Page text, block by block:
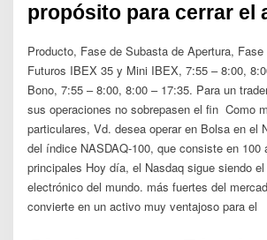
propósito para cerrar el
Producto, Fase de Subasta de Apertura,
Futuros IBEX 35 y Mini IBEX, 7:55 – 8:00,
Bono, 7:55 – 8:00, 8:00 – 17:35. Para un
sus operaciones no sobrepasen el fin Como
particulares, Vd. desea operar en Bolsa en el
del índice NASDAQ-100, que consiste en 100
principales Hoy día, el Nasdaq sigue siendo
electrónico del mundo. más fuertes del
convierte en un activo muy ventajoso para el